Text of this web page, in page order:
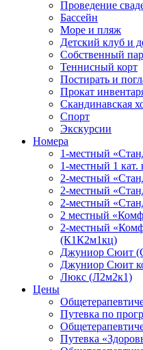
Проведение
Бассейн
Море и пляж
Детский клуб и
Собственный
Теннисный корт
Постирать и
Прокат
Скандинавская
Спорт
Экскурсии
Номера
1-местный
1-местный 1
2-местный
2-местный
2-местный
2 местный
2-местный
(К1К2м1кц)
Джуниор Сюит
Джуниор Сюит
Люкс (Л2м2к1)
Цены
Путевка по
Путевка